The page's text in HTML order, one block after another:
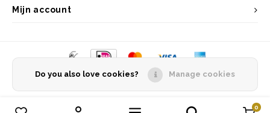
0
Mijn account
© Copyright 2026 Entrepôt Holland - Powered byLightspeed- Theme by
Vergelijk producten 0
Do you also love cookies? Manage cookies